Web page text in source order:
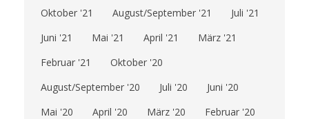
Oktober '21
August/September '21
Juli '21
Juni '21
Mai '21 April '21
März '21
Februar '21
Oktober '20
August/September '20
Juli '20
Juni '20
Mai '20
April '20 März '20
Februar '20